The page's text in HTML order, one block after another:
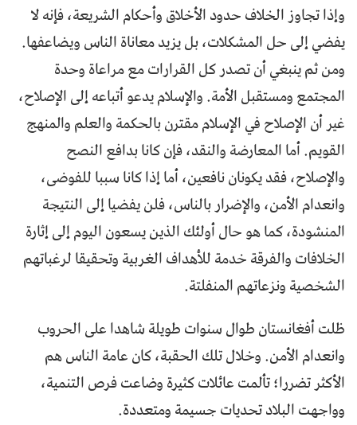
وإذا تجاوز الخلاف حدود الأخلاق وأحكام الشريعة، فإنه لا
يفضي إلى حل المشكلات، بل يزيد معاناة الناس ويضاعفها.
ومن ثم ينبغي أن تصدر كل القرارات مع مراعاة وحدة
المجتمع ومستقبل الأمة. والإسلام يدعو أتباعه إلى الإصلاح،
غير أن الإصلاح في الإسلام مقترن بالحكمة والعلم والمنهج
القويم. أما المعارضة والنقد، فإن كانا بدافع النصح
والإصلاح، فقد يكونان نافعين، أما إذا كانا سببا للفوضى،
وانعدام الأمن، والإضرار بالناس، فلن يفضيا إلى النتيجة
المنشودة، كما هو حال أولئك الذين يسعون اليوم إلى إثارة
الخلافات والفرقة خدمة للأهداف الغربية وتحقيقا لرغباتهم
الشخصية ونزعاتهم المنفلتة.
ظلت أفغانستان طوال سنوات طويلة شاهدا على الحروب
وانعدام الأمن. وخلال تلك الحقبة، كان عامة الناس هم
الأكثر تضررا؛ تألمت عائلات كثيرة وضاعت فرص التنمية،
وواجهت البلاد تحديات جسيمة ومتعددة.